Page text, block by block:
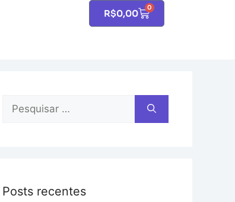
R$0,00
0
Posts recentes